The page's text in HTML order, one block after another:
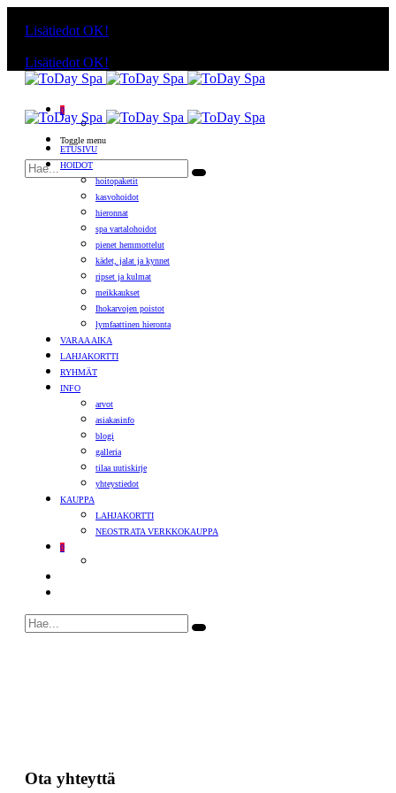
Lisätiedot OK!
Lisätiedot OK!
0
Toggle menu
ETUSIVU
HOIDOT
hoitopaketit
kasvohoidot
hieronnat
spa vartalohoidot
pienet hemmottelut
kädet, jalat ja kynnet
ripset ja kulmat
meikkaukset
Ihokarvojen poistot
lymfaattinen hieronta
VARAA AIKA
LAHJAKORTTI
RYHMÄT
INFO
arvot
asiakasinfo
blogi
galleria
tilaa uutiskirje
yhteystiedot
KAUPPA
LAHJAKORTTI
NEOSTRATA VERKKOKAUPPA
0
Ota yhteyttä